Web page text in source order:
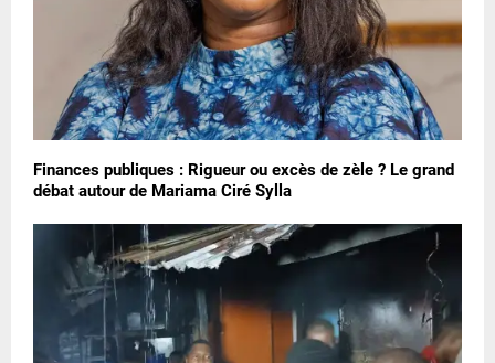
Finances publiques : Rigueur ou excès de zèle ? Le grand
débat autour de Mariama Ciré Sylla